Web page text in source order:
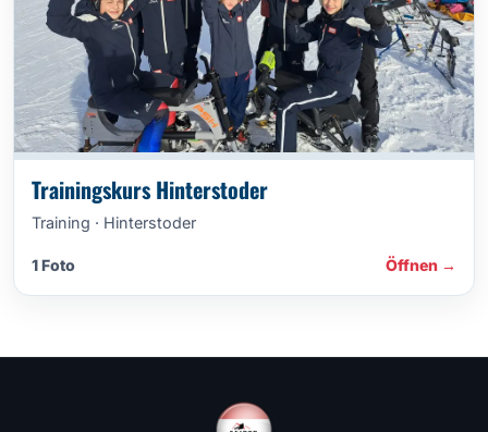
Trainingskurs Hinterstoder
Training · Hinterstoder
1 Foto Öffnen →